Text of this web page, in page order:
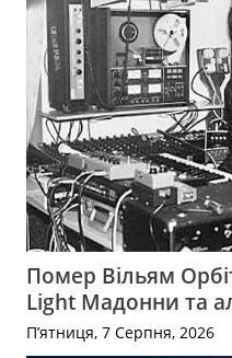
Помер Вільям
Light Мадонни та
П’ятниця, 7 Серпня, 2026